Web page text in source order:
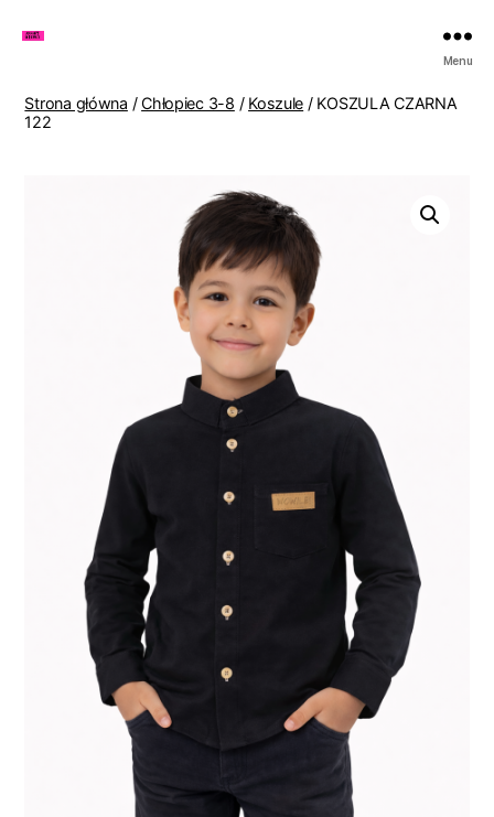
Lenki
Menu
Strona główna /Chłopiec 3-8 / Koszule / KOSZULA CZARNA
122